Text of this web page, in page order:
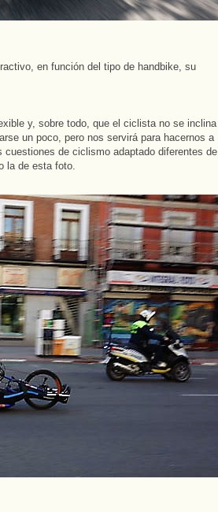
en función del tipo de handbike, su
y, sobre todo, que el ciclista no se inclina
un poco, pero nos servirá para hacernos a
de ciclismo adaptado diferentes de
la de esta foto.